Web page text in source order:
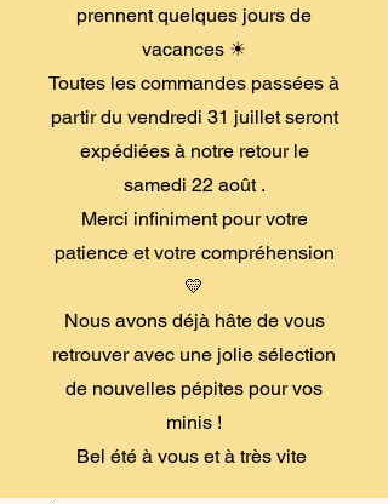
prennent quelques jours de
vacances ☀
Toutes les commandes passées à
partir du vendredi 31 juillet seront
expédiées à notre retour le
samedi 22 août .
Merci infiniment pour votre
patience et votre compréhension
💛
Nous avons déjà hâte de vous
retrouver avec une jolie sélection
de nouvelles pépites pour vos
minis !
Bel été à vous et à très vite